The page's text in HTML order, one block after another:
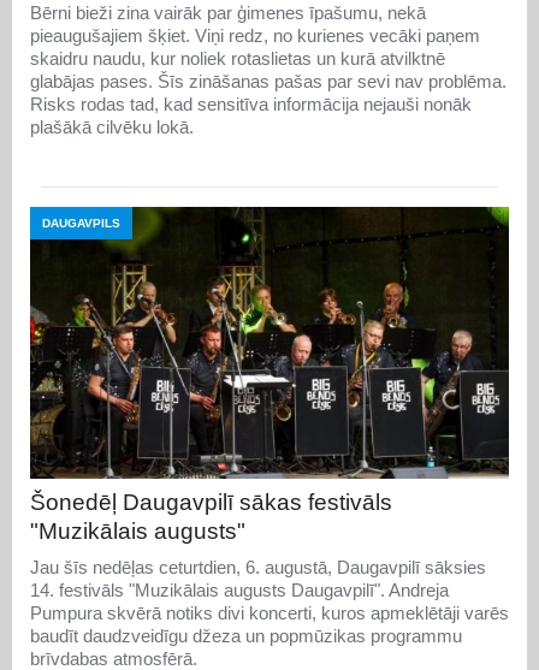
Bērni bieži zina vairāk par ģimenes īpašumu, nekā
pieaugušajiem šķiet. Viņi redz, no kurienes vecāki paņem
skaidru naudu, kur noliek rotaslietas un kurā atvilktnē
glabājas pases. Šīs zināšanas pašas par sevi nav problēma.
Risks rodas tad, kad sensitīva informācija nejauši nonāk
plašākā cilvēku lokā.
DAUGAVPILS
Šonedēļ Daugavpilī sākas festivāls
"Muzikālais augusts"
Jau šīs nedēļas ceturtdien, 6. augustā, Daugavpilī sāksies
14. festivāls "Muzikālais augusts Daugavpilī". Andreja
Pumpura skvērā notiks divi koncerti, kuros apmeklētāji varēs
baudīt daudzveidīgu džeza un popmūzikas programmu
brīvdabas atmosfērā.